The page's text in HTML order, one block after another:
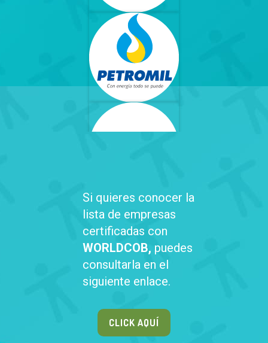
Si quieres conocer la
lista de empresas
certificadas con
WORLDCOB, puedes
consultarla en el
siguiente enlace.
CLICK AQUÍ